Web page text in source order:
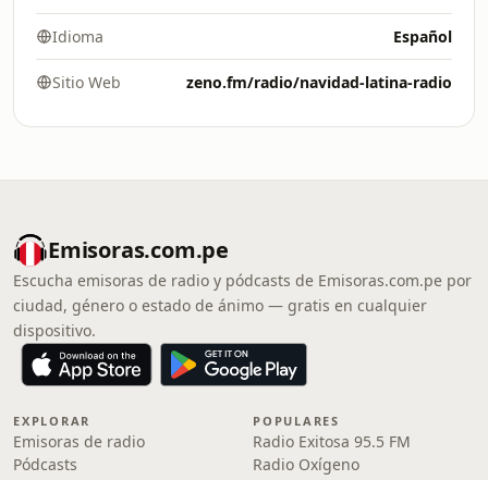
Idioma Español
Sitio Web zeno.fm/radio/navidad-latina-radio
Emisoras.com.pe
Escucha emisoras de radio y pódcasts de Emisoras.com.pe por
ciudad, género o estado de ánimo — gratis en cualquier
dispositivo.
EXPLORAR
Emisoras de radio
Pódcasts
POPULARES
Radio Exitosa 95.5 FM
Radio Oxígeno